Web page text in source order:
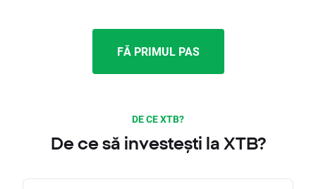
FĂ PRIMUL PAS
DE CE XTB?
De ce să investești la XTB?